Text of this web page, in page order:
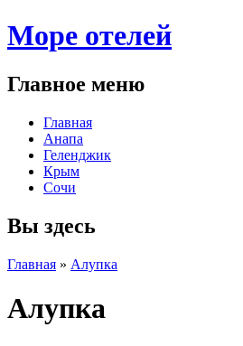
Море отелей
Главное меню
Главная
Анапа
Геленджик
Крым
Сочи
Вы здесь
Главная » Алупка
Алупка